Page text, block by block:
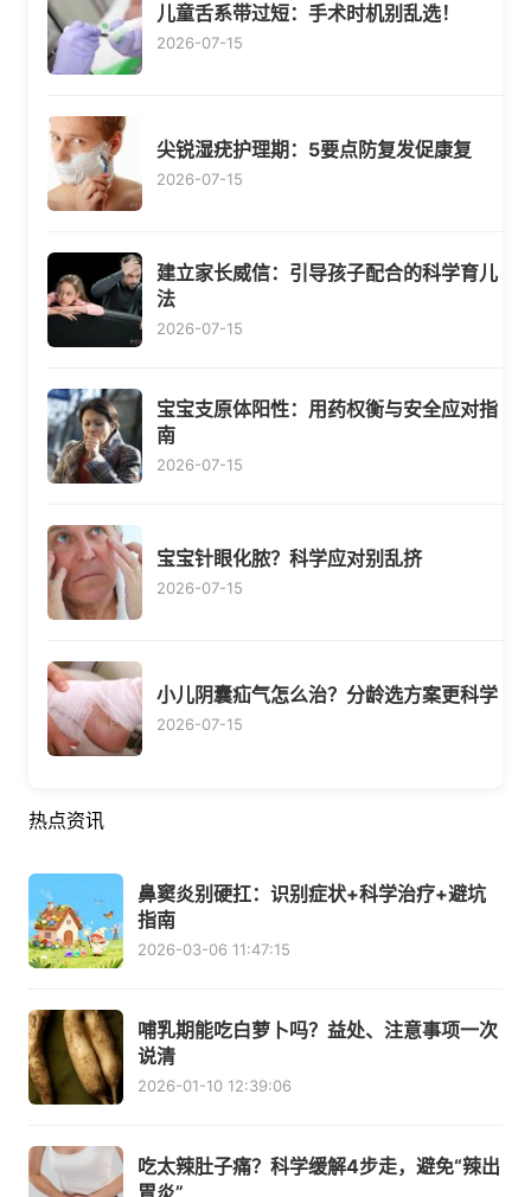
儿童舌系带过短：手术时机别乱选！
2026-07-15
尖锐湿疣护理期：5要点防复发促康复
2026-07-15
建立家长威信：引导孩子配合的科学育儿
法
2026-07-15
宝宝支原体阳性：用药权衡与安全应对指
南
2026-07-15
宝宝针眼化脓？科学应对别乱挤
2026-07-15
小儿阴囊疝气怎么治？分龄选方案更科学
2026-07-15
热点资讯
鼻窦炎别硬扛：识别症状+科学治疗+避坑
指南
2026-03-06 11:47:15
哺乳期能吃白萝卜吗？益处、注意事项一次
说清
2026-01-10 12:39:06
吃太辣肚子痛？科学缓解4步走，避免“辣出